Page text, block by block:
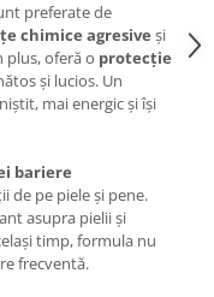
preferate de
chimice agresive și
plus, oferă o protecție
și lucios. Un
mai energic și își
bariere
de pe piele și pene.
asupra pielii și
timp, formula nu
frecventă.